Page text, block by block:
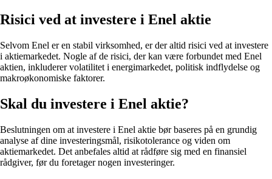
Risici ved at investere i Enel aktie
Selvom Enel er en stabil virksomhed, er der altid risici ved at investere
i aktiemarkedet. Nogle af de risici, der kan være forbundet med Enel
aktien, inkluderer volatilitet i energimarkedet, politisk indflydelse og
makroøkonomiske faktorer.
Skal du investere i Enel aktie?
Beslutningen om at investere i Enel aktie bør baseres på en grundig
analyse af dine investeringsmål, risikotolerance og viden om
aktiemarkedet. Det anbefales altid at rådføre sig med en finansiel
rådgiver, før du foretager nogen investeringer.